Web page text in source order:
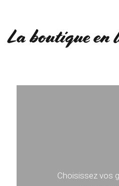
La boutique en
Choisissez vos